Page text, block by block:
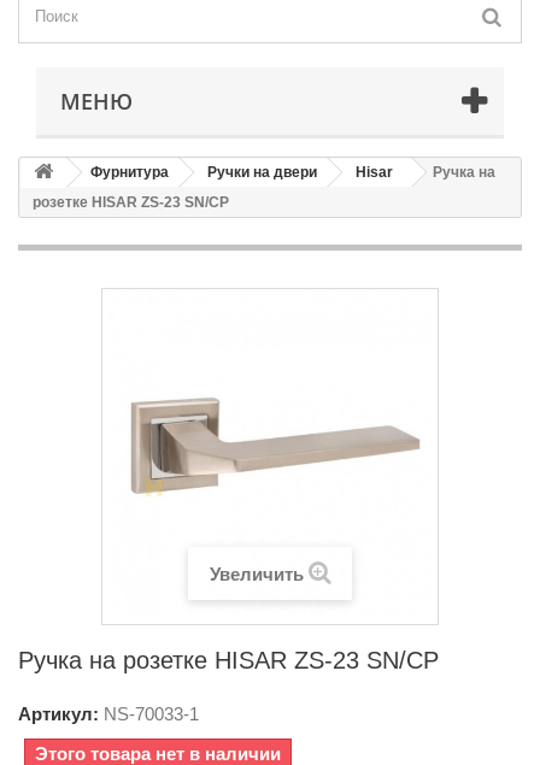
МЕНЮ
Фурнитура Ручки на двери Hisar
Ручка на
розетке HISAR ZS-23 SN/CP
Увеличить
Ручка на розетке HISAR ZS-23 SN/CP
Артикул: NS-70033-1
Этого товара нет в наличии